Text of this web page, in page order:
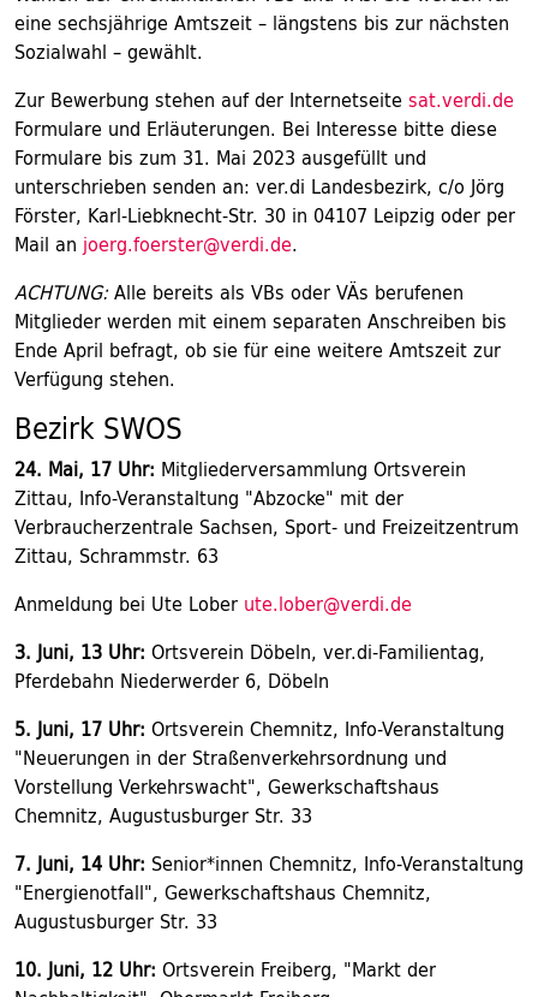
eine sechsjährige Amtszeit – längstens bis zur nächsten
Sozialwahl – gewählt.
Zur Bewerbung stehen auf der Internetseite sat.verdi.de
Formulare und Erläuterungen. Bei Interesse bitte diese
Formulare bis zum 31. Mai 2023 ausgefüllt und
unterschrieben senden an: ver.di Landesbezirk, c/o Jörg
Förster, Karl-Liebknecht-Str. 30 in 04107 Leipzig oder per
Mail an joerg.foerster@verdi.de.
ACHTUNG:Alle bereits als VBs oder VÄs berufenen
Mitglieder werden mit einem separaten Anschreiben bis
Ende April befragt, ob sie für eine weitere Amtszeit zur
Verfügung stehen.
Bezirk SWOS
24. Mai, 17 Uhr: Mitgliederversammlung Ortsverein
Zittau, Info-Veranstaltung "Abzocke" mit der
Verbraucherzentrale Sachsen, Sport- und Freizeitzentrum
Zittau, Schrammstr. 63
Anmeldung bei Ute Lober ute.lober@verdi.de
3. Juni, 13 Uhr: Ortsverein Döbeln, ver.di-Familientag,
Pferdebahn Niederwerder 6, Döbeln
5. Juni, 17 Uhr: Ortsverein Chemnitz, Info-Veranstaltung
"Neuerungen in der Straßenverkehrsordnung und
Vorstellung Verkehrswacht", Gewerkschaftshaus
Chemnitz, Augustusburger Str. 33
7. Juni, 14 Uhr: Senior*innen Chemnitz, Info-Veranstaltung
"Energienotfall", Gewerkschaftshaus Chemnitz,
Augustusburger Str. 33
10. Juni, 12 Uhr: Ortsverein Freiberg, "Markt der